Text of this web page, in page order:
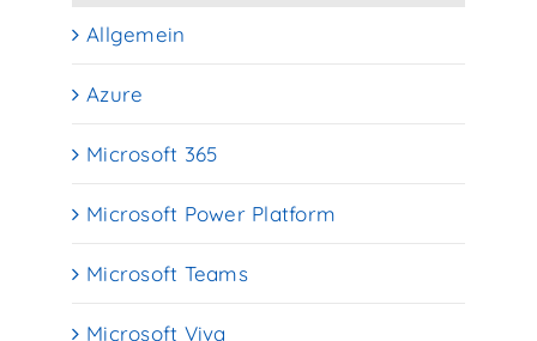
Allgemein
Azure
Microsoft 365
Microsoft Power Platform
Microsoft Teams
Microsoft Viva